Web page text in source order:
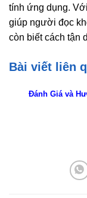
tính ứng dụng.
giúp người đọc
còn biết cách tận
Bài viết liên
Đánh Giá và